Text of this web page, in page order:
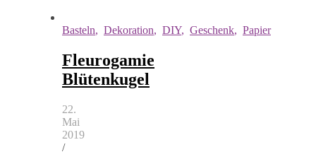
Basteln, Dekoration, DIY, Geschenk, Papier
Fleurogamie
Blütenkugel
22.
Mai
2019
/